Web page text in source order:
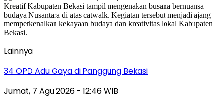
Lainnya
34 OPD Adu Gaya di Panggung Bekasi
Jumat, 7 Agu 2026 - 12:46 WIB